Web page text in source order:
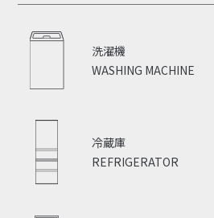
WASHING MACHINE
洗濯機
REFRIGERATOR
冷蔵庫